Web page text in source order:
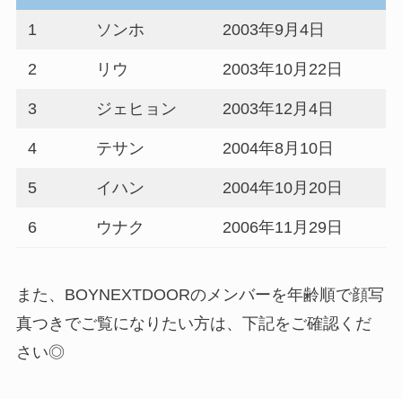
1 ソンホ 2003年9月4日
2 リウ 2003年10月22日
3 ジェヒョン 2003年12月4日
4 テサン 2004年8月10日
5 イハン 2004年10月20日
6 ウナク 2006年11月29日
また、BOYNEXTDOORのメンバーを年齢順で顔写
真つきでご覧になりたい方は、下記をご確認くだ
さい◎